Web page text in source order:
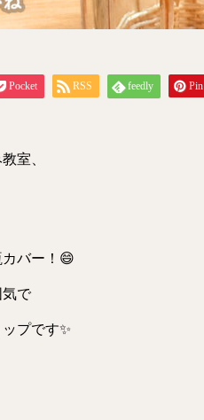
Pocket RSS feedly
室、
バー！😄
で
プです✨